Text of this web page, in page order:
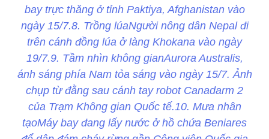
bay trực thăng ở tỉnh Paktiya, Afghanistan vào
ngày 15/7.8. Trồng lúaNgười nông dân Nepal đi
trên cánh đồng lúa ở làng Khokana vào ngày
19/7.9. Tầm nhìn không gianAurora Australis,
ánh sáng phía Nam tỏa sáng vào ngày 15/7. Ảnh
chụp từ đằng sau cánh tay robot Canadarm 2
của Trạm Không gian Quốc tế.10. Mưa nhân
tạoMáy bay đang lấy nước ở hồ chứa Beniares